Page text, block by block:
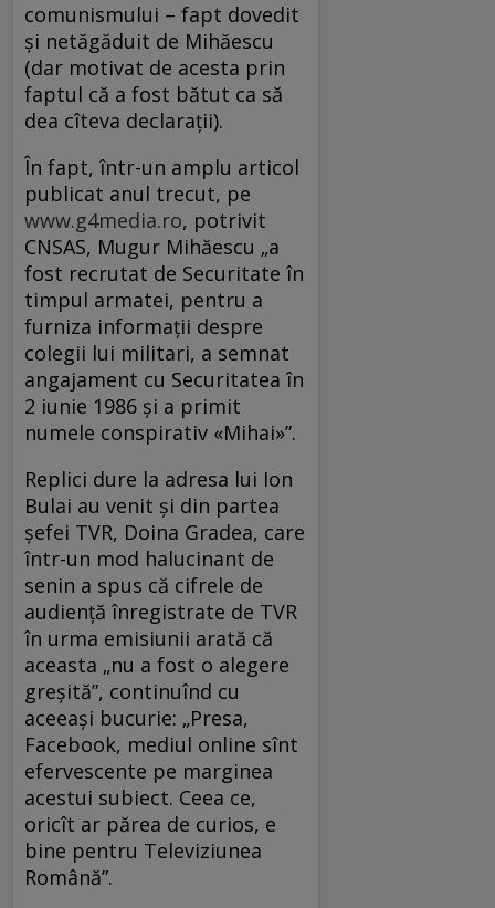
comunismului – fapt dovedit
și netăgăduit de Mihăescu
(dar motivat de acesta prin
faptul că a fost bătut ca să
dea cîteva declarații).
În fapt, într-un amplu articol
publicat anul trecut, pe
www.g4media.ro, potrivit
CNSAS, Mugur Mihăescu „a
fost recrutat de Securitate în
timpul armatei, pentru a
furniza informații despre
colegii lui militari, a semnat
angajament cu Securitatea în
2 iunie 1986 și a primit
numele conspirativ «Mihai»”.
Replici dure la adresa lui Ion
Bulai au venit și din partea
șefei TVR, Doina Gradea, care
într-un mod halucinant de
senin a spus că cifrele de
audiență înregistrate de TVR
în urma emisiunii arată că
aceasta „nu a fost o alegere
greșită”, continuînd cu
aceeași bucurie: „Presa,
Facebook, mediul online sînt
efervescente pe marginea
acestui subiect. Ceea ce,
oricît ar părea de curios, e
bine pentru Televiziunea
Română”.